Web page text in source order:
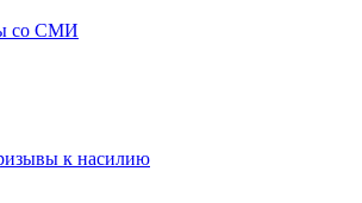
со СМИ
к насилию